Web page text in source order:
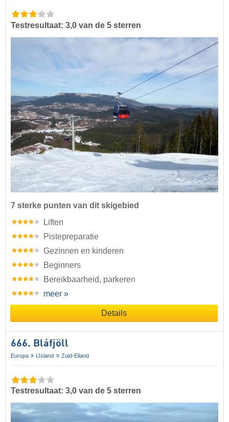
Testresultaat: 3,0 van de 5 sterren
7 sterke punten van dit skigebied
Liften
Pistepreparatie
Gezinnen en kinderen
Beginners
Bereikbaarheid, parkeren
meer »
Details
666. Bláfjöll
Europa IJsland Zuid-Eiland
Testresultaat: 3,0 van de 5 sterren